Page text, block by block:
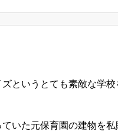
というとても素敵な学校
いた元保育園の建物を